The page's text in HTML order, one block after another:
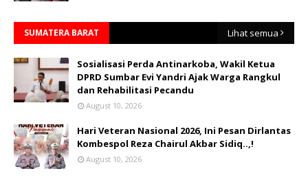
SUMATERA BARAT Lihat semua
Sosialisasi Perda Antinarkoba, Wakil Ketua
DPRD Sumbar Evi Yandri Ajak Warga Rangkul
dan Rehabilitasi Pecandu
August 10, 2026
Hari Veteran Nasional 2026, Ini Pesan Dirlantas
Kombespol Reza Chairul Akbar Sidiq..,!
August 10, 2026